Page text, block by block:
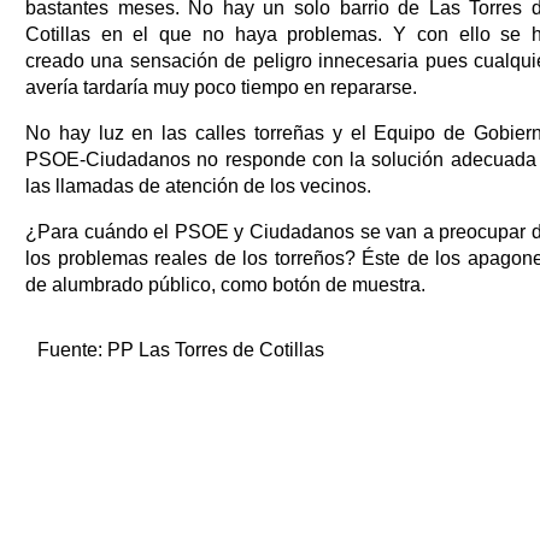
bastantes meses. No hay un solo barrio de Las Torres
Cotillas en el que no haya problemas. Y con ello se
creado una sensación de peligro innecesaria pues
avería tardaría muy poco tiempo en repararse.
No hay luz en las calles torreñas y el Equipo de
PSOE-Ciudadanos no responde con la solución
las llamadas de atención de los vecinos.
¿Para cuándo el PSOE y Ciudadanos se van a preocupar
los problemas reales de los torreños? Éste de los
de alumbrado público, como botón de muestra.
Fuente: PP Las Torres de Cotillas